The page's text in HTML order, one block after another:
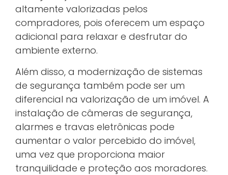
altamente valorizadas pelos
compradores, pois oferecem um espaço
adicional para relaxar e desfrutar do
ambiente externo.
Além disso, a modernização de sistemas
de segurança também pode ser um
diferencial na valorização de um imóvel. A
instalação de câmeras de segurança,
alarmes e travas eletrônicas pode
aumentar o valor percebido do imóvel,
uma vez que proporciona maior
tranquilidade e proteção aos moradores.